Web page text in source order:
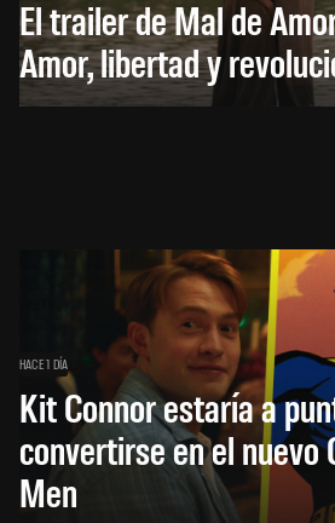
El trailer de Mal de
Amor, libertad y
HACE 1 DÍA
Kit Connor estaría a
convertirse en el nuevo
Men